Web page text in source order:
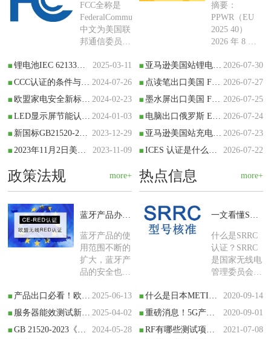
FCC全称是
FederalCommunicationsCommission，
中文为美国联
邦通信委员
由
CommunicationACT
政府的一个独
立机构，直接
2025-03-11
锂电池IEC 62133测试报告怎么做
2024-07-26
CCC认证的条件与申请流程
2024-02-23
欧盟家电安全新标准EN IEC 60335-1:2023正式出版！
2024-01-03
LED显示屏节能认证新国标GB21520-2023标准介绍
2023-12-29
新国标GB21520-2023《显示器能效限定值及能效等级》标准介绍
2023-11-09
2023年11月2日美国发布FCC标签使用新规则KDB784748 D01!
摘要：
PPWR（EU
2025 40）
2026 年 8 月
制实施，并不
会取消包装
务，EPR 反
而是 PPWR
行载体，属地
注册规则继续
效 EPR 注册
2026-07-30
​亚马逊美国站锂电池家用电器合规政策全解析（2026 新规）
2026-07-27
点读笔出口美国 FCC+CPC 完整办理指南
2026-07-25
墨水屏出口美国 FCC 认证全流程办理指南（2026 版）
2026-07-24
电脑出口俄罗斯 EAC 认证全流程实操指南（2026 新版）
2026-07-23
亚马逊美国站充电器：FCC 报告 + UL 安全报告完整办理指南
2026-07-22
ICES 认证是什么？属于哪个国家？
政策法规 more+
蓝牙产品办理CE-RED测试项目
蓝牙产品的使
用范围不断的
扩大，蓝牙产
品的安全也备
的国家对于蓝
牙产品的认证
同，电子产品
2025-06-13
产品出口必看！欧盟无障碍指令（EAA）2025年6月28日强制实施
2025-04-02
服务器能效测试新标准GB43630-2023解读
2024-05-28
GB 21520-2023《显示器能效限定值及能效等级》将于2024年6月1日
热点信息 more+
什么是SRRC
认证？SRRC
是国家无线电
管理委员会强
自 1999 年 6
月 1 日起，中
(Ministry of
2020-09-14
什么是日本METI备案？需要哪些资料？
2020-09-01
重磅消息！5G产品需通过CCC认证，您确定要错过吗?
2021-07-08
RF有哪些测试项目？